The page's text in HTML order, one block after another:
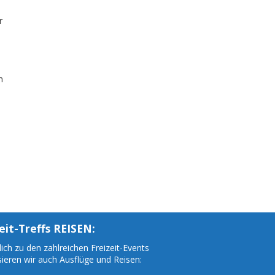
Treffs REISEN:
zu den zahlreichen Freizeit-Events
wir auch Ausflüge und Reisen: